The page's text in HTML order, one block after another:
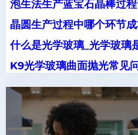
泡生法生产蓝宝石晶棒过程
晶圆生产过程中哪个环节成
什么是光学玻璃_光学玻璃
K9光学玻璃曲面抛光常见